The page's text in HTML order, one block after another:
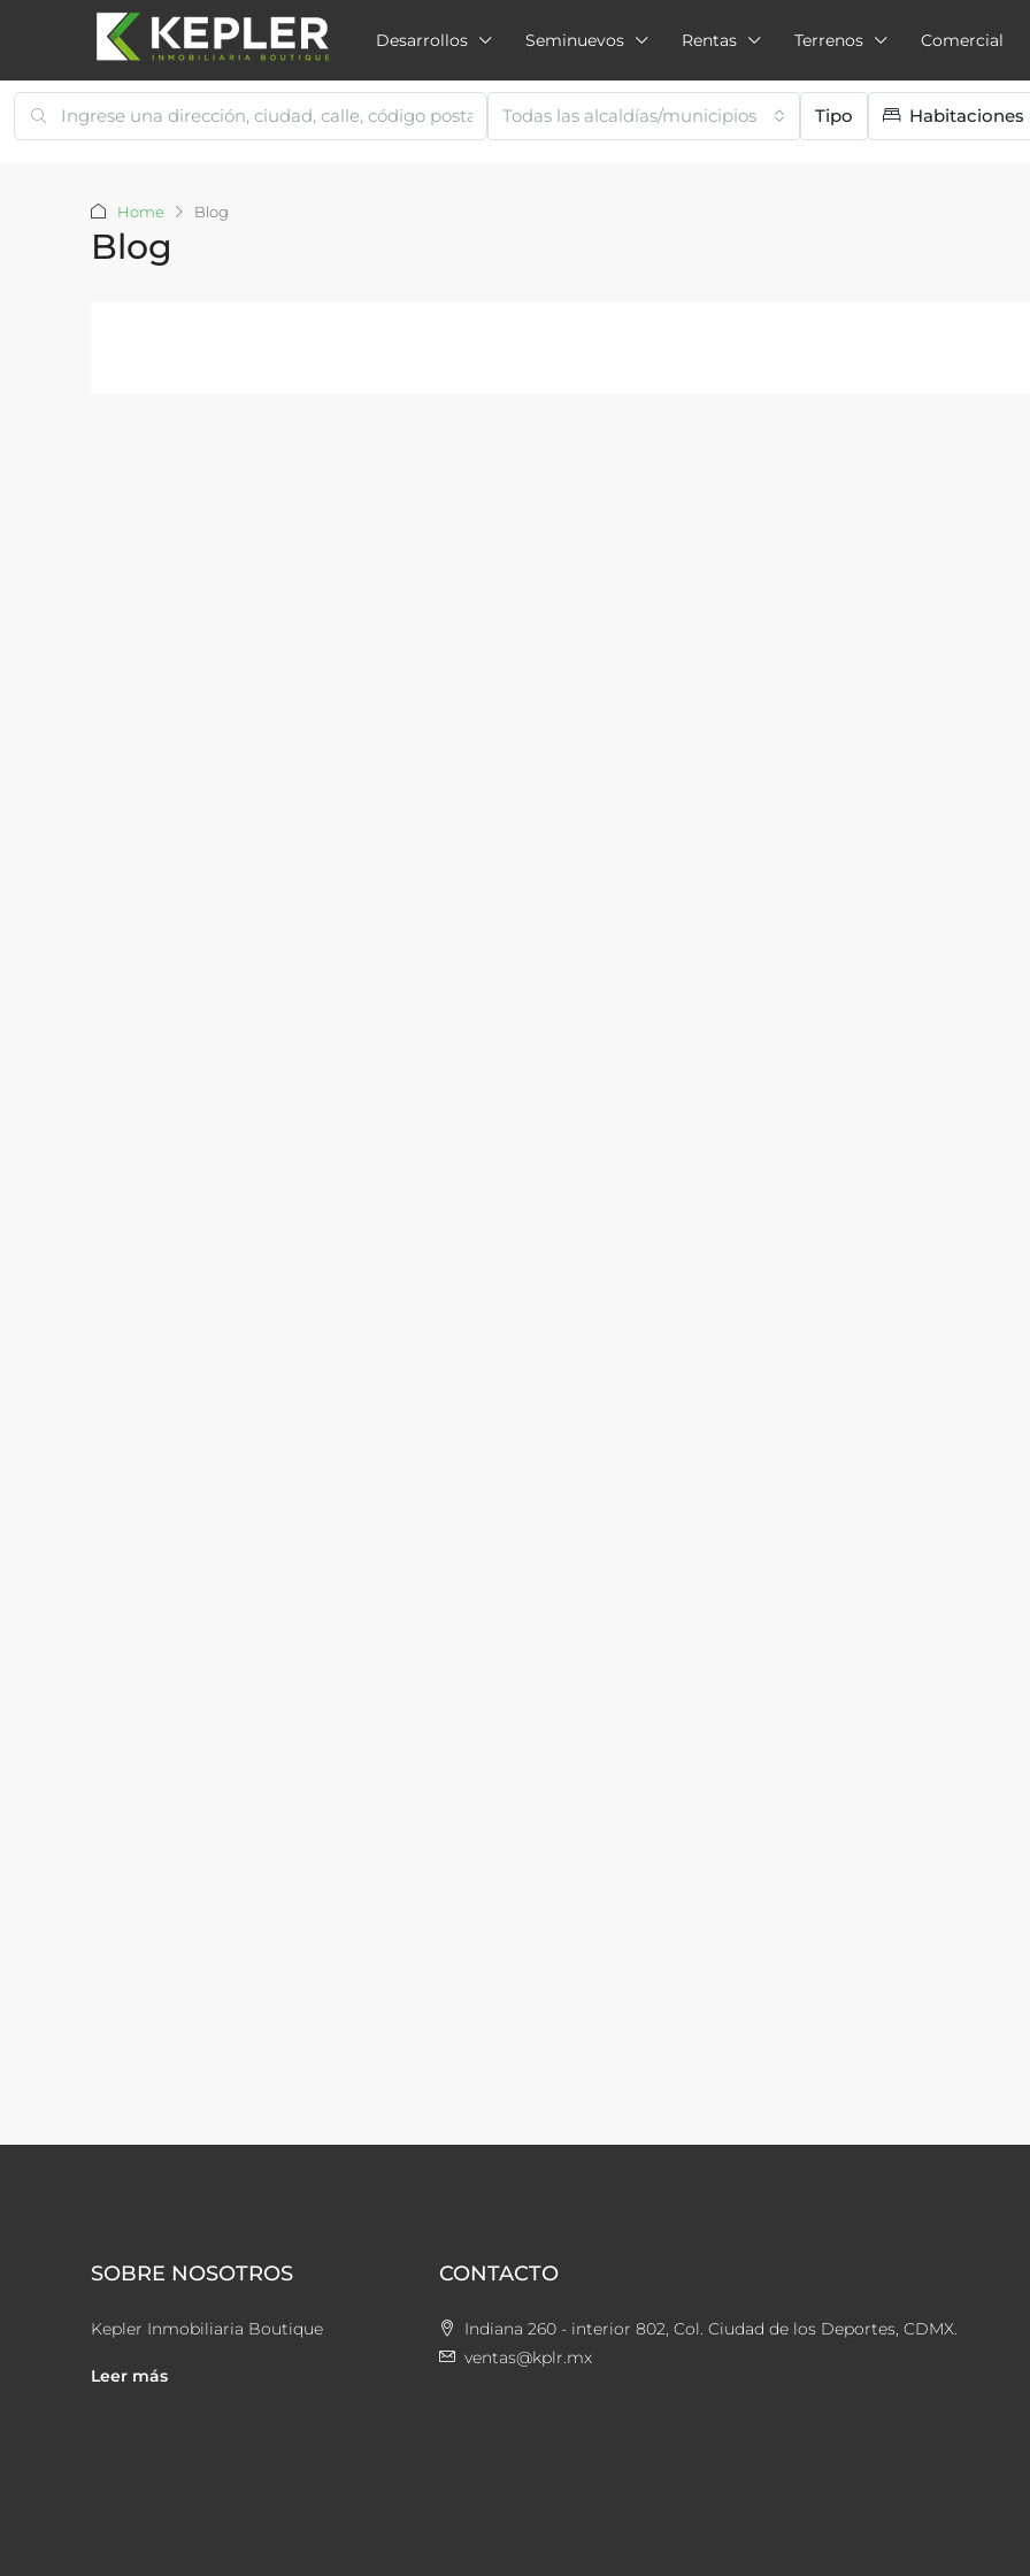
Desarrollos Seminuevos Rentas Terrenos Comercial
Todas las alcaldías/municipios Tipo Habitaciones
Home Blog
Blog
SOBRE NOSOTROS
Kepler Inmobiliaria Boutique
Leer más
CONTACTO
Indiana 260 - interior 802, Col. Ciudad de los Deportes, CDMX.
ventas@kplr.mx